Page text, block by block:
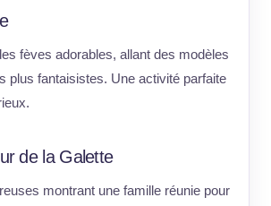
fèves adorables, allant des modèles
plus fantaisistes. Une activité parfaite
de la Galette
montrant une famille réunie pour